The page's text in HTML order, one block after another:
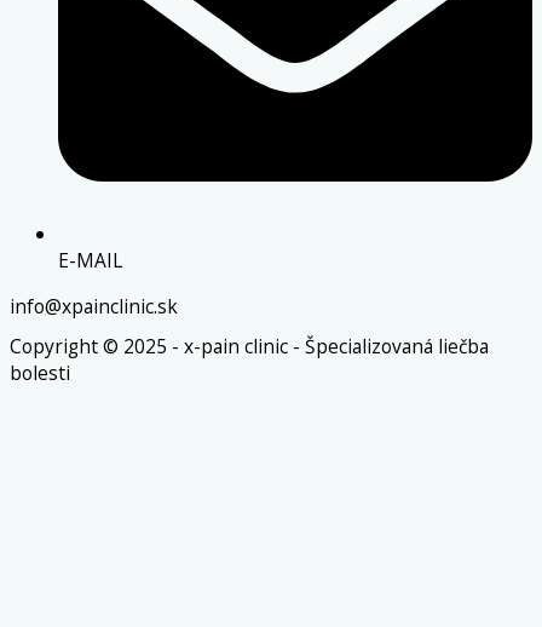
E-MAIL
info@xpainclinic.sk
Copyright © 2025 - x-pain clinic - Špecializovaná liečba
bolesti